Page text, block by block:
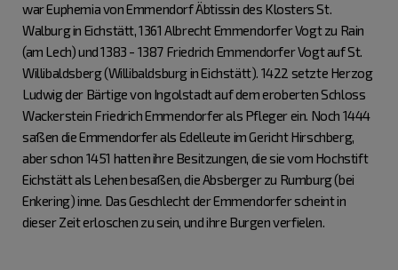
war Euphemia von Emmendorf Äbtissin des Klosters St.
Walburg in Eichstätt, 1361 Albrecht Emmendorfer Vogt zu Rain
(am Lech) und 1383 - 1387 Friedrich Emmendorfer Vogt auf St.
Willibaldsberg (Willibaldsburg in Eichstätt). 1422 setzte Herzog
Ludwig der Bärtige von Ingolstadt auf dem eroberten Schloss
Wackerstein Friedrich Emmendorfer als Pfleger ein. Noch 1444
saßen die Emmendorfer als Edelleute im Gericht Hirschberg,
aber schon 1451 hatten ihre Besitzungen, die sie vom Hochstift
Eichstätt als Lehen besaßen, die Absberger zu Rumburg (bei
Enkering) inne. Das Geschlecht der Emmendorfer scheint in
dieser Zeit erloschen zu sein, und ihre Burgen verfielen.